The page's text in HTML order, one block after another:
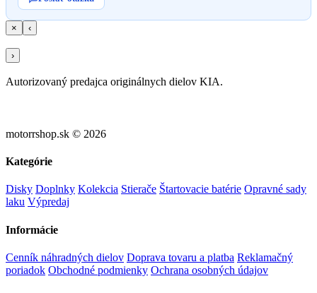
× ‹
›
Autorizovaný predajca originálnych dielov KIA.
motorrshop.sk © 2026
Kategórie
Disky Doplnky Kolekcia Stierače Štartovacie batérie Opravné sady
laku Výpredaj
Informácie
Cenník náhradných dielov Doprava tovaru a platba Reklamačný
poriadok Obchodné podmienky Ochrana osobných údajov